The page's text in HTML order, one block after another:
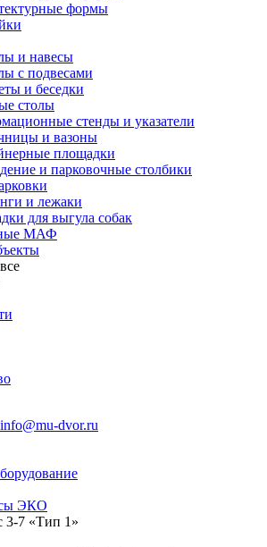
формы
и навесы
с подвесами
и беседки
столы
стенды и указатели
и вазоны
площадки
и парковочные столбики
и лежаки
для выгула собак
МАФ
info@mu-dvor.ru
ЭКО
3-7 «Тип 1»